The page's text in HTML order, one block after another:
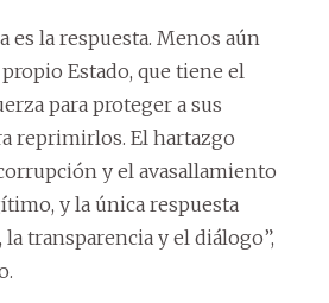
es la respuesta. Menos aún
Estado, que tiene el
para proteger a sus
reprimirlos. El hartazgo
y el avasallamiento
y la única respuesta
transparencia y el diálogo”,